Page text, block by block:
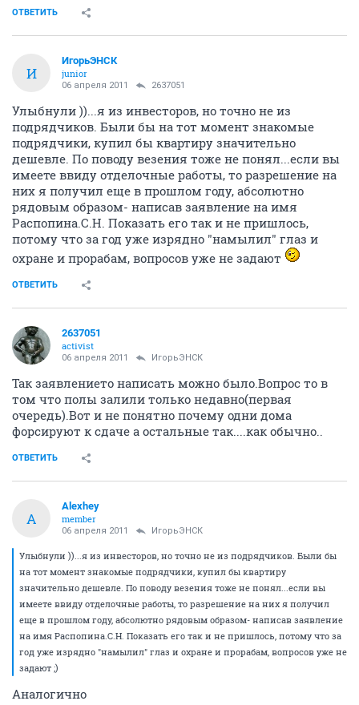
ОТВЕТИТЬ
И
ИгорьЭНСК
junior
06 апреля 2011 2637051
Улыбнули ))...я из инвесторов, но точно не из
подрядчиков. Были бы на тот момент знакомые
подрядчики, купил бы квартиру значительно
дешевле. По поводу везения тоже не понял...если вы
имеете ввиду отделочные работы, то разрешение на
них я получил еще в прошлом году, абсолютно
рядовым образом- написав заявление на имя
Распопина.С.Н. Показать его так и не пришлось,
потому что за год уже изрядно "намылил" глаз и
охране и прорабам, вопросов уже не задают
ОТВЕТИТЬ
2637051
activist
06 апреля 2011 ИгорьЭНСК
Так заявлението написать можно было.Вопрос то в
том что полы залили только недавно(первая
очередь).Вот и не понятно почему одни дома
форсируют к сдаче а остальные так....как обычно..
ОТВЕТИТЬ
A
Alexhey
member
06 апреля 2011 ИгорьЭНСК
Улыбнули ))...я из инвесторов, но точно не из подрядчиков. Были бы
на тот момент знакомые подрядчики, купил бы квартиру
значительно дешевле. По поводу везения тоже не понял...если вы
имеете ввиду отделочные работы, то разрешение на них я получил
еще в прошлом году, абсолютно рядовым образом- написав заявление
на имя Распопина.С.Н. Показать его так и не пришлось, потому что за
год уже изрядно "намылил" глаз и охране и прорабам, вопросов уже не
задают ;)
Аналогично